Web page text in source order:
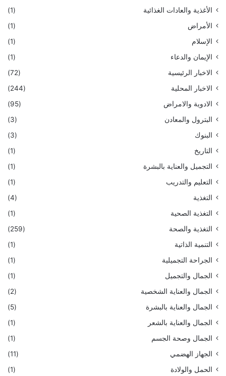
الأغذية والعادات الغذائية
(1)
الأمراض
(1)
الإسلام
(1)
الإيمان والدعاء
(1)
الاخبار الرئيسية
(72)
الاخبار المحلية
(244)
الادوية والامراض
(95)
البترول والمعادن
(3)
البنوك
(3)
التاريخ
(1)
التجميل والعناية بالبشرة
(1)
التعليم والتدريب
(1)
التغذية
(4)
التغذية الصحية
(1)
التغذية والصحة
(259)
التنمية الذاتية
(1)
الجراحة التجميلية
(1)
الجمال والتجميل
(1)
الجمال والعناية الشخصية
(2)
الجمال والعناية بالبشرة
(5)
الجمال والعناية بالشعر
(1)
الجمال وصحة الجسم
(1)
الجهاز الهضمي
(11)
الحمل والولادة
(1)